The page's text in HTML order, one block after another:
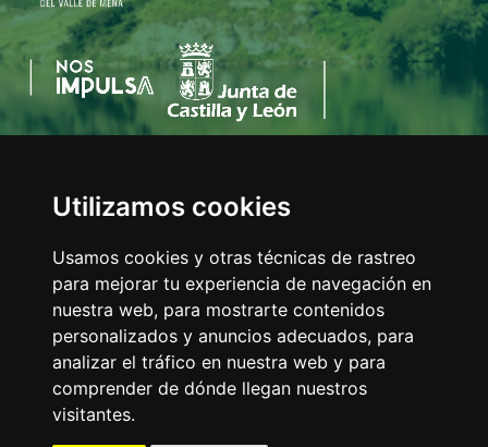
Utilizamos cookies
Usamos cookies y otras técnicas de rastreo
para mejorar tu experiencia de navegación en
nuestra web, para mostrarte contenidos
personalizados y anuncios adecuados, para
analizar el tráfico en nuestra web y para
comprender de dónde llegan nuestros
visitantes.
C/Eladio Bustamante, 1
Tfno:947 126 211
E-mail:info@valledemena.es
MAPA WEB